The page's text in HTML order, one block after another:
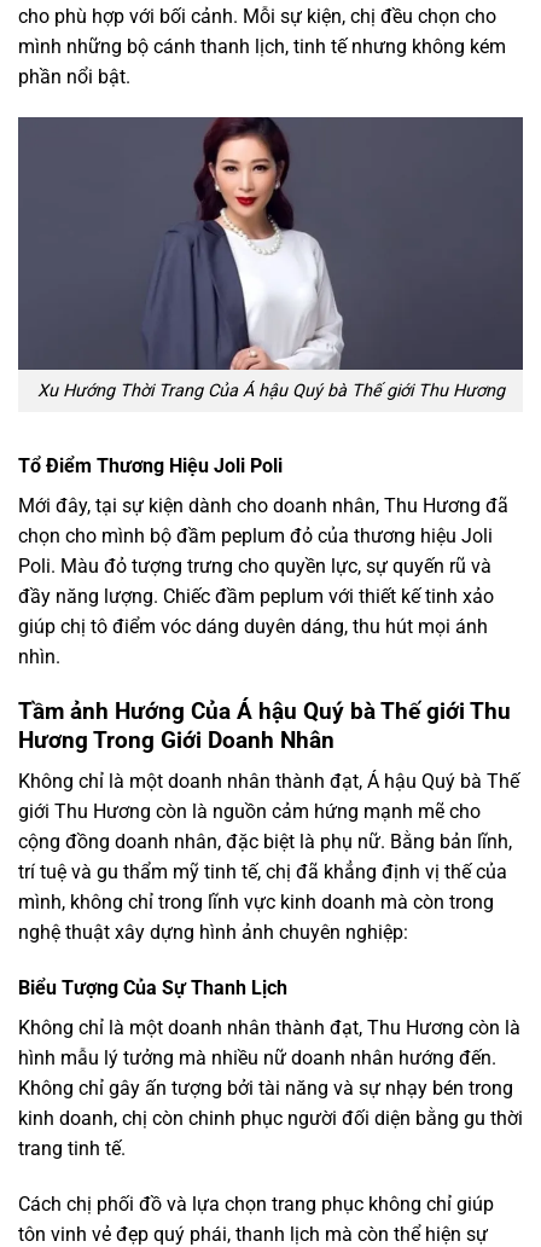
cho phù hợp với bối cảnh. Mỗi sự kiện, chị đều chọn cho
mình những bộ cánh thanh lịch, tinh tế nhưng không kém
phần nổi bật.
Xu Hướng Thời Trang Của Á hậu Quý bà Thế giới Thu Hương
Tổ Điểm Thương Hiệu Joli Poli
Mới đây, tại sự kiện dành cho doanh nhân, Thu Hương đã
chọn cho mình bộ đầm peplum đỏ của thương hiệu Joli
Poli. Màu đỏ tượng trưng cho quyền lực, sự quyến rũ và
đầy năng lượng. Chiếc đầm peplum với thiết kế tinh xảo
giúp chị tô điểm vóc dáng duyên dáng, thu hút mọi ánh
nhìn.
Tầm ảnh Hướng Của Á hậu Quý bà Thế giới Thu
Hương Trong Giới Doanh Nhân
Không chỉ là một doanh nhân thành đạt, Á hậu Quý bà Thế
giới Thu Hương còn là nguồn cảm hứng mạnh mẽ cho
cộng đồng doanh nhân, đặc biệt là phụ nữ. Bằng bản lĩnh,
trí tuệ và gu thẩm mỹ tinh tế, chị đã khẳng định vị thế của
mình, không chỉ trong lĩnh vực kinh doanh mà còn trong
nghệ thuật xây dựng hình ảnh chuyên nghiệp:
Biểu Tượng Của Sự Thanh Lịch
Không chỉ là một doanh nhân thành đạt, Thu Hương còn là
hình mẫu lý tưởng mà nhiều nữ doanh nhân hướng đến.
Không chỉ gây ấn tượng bởi tài năng và sự nhạy bén trong
kinh doanh, chị còn chinh phục người đối diện bằng gu thời
trang tinh tế.
Cách chị phối đồ và lựa chọn trang phục không chỉ giúp
tôn vinh vẻ đẹp quý phái, thanh lịch mà còn thể hiện sự